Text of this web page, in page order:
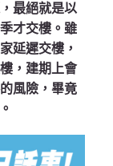
最絕就是以
才交樓。雖
延遲交樓，
，建期上會
風險，畢竟